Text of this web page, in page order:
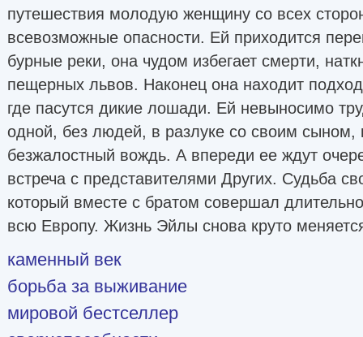
путешествия молодую женщину со всех
всевозможные опасности. Ей приходится
бурные реки, она чудом избегает смерти,
пещерных львов. Наконец она находит
где пасутся дикие лошади. Ей невыносимо
одной, без людей, в разлуке со своим сыном,
безжалостный вождь. А впереди ее ждут
встреча с представителями Других. Судьба
который вместе с братом совершал
всю Европу. Жизнь Эйлы снова круто
каменный век
борьба за выживание
мировой бестселлер